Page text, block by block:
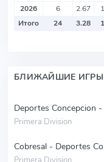
2026
6 2.67
Итого
24 3.28
БЛИЖАЙШИЕ ИГРЫ
Deportes Concepcion
Primera Division
Cobresal - Deportes